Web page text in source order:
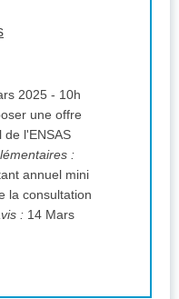
2025 - 10h
une offre
de l'ENSAS
:
annuel mini
la consultation
: 14 Mars